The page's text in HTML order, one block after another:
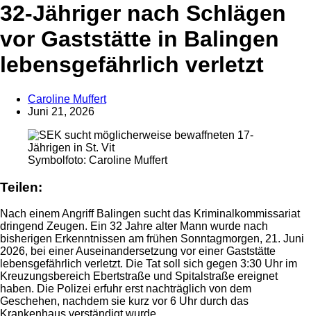
32-Jähriger nach Schlägen
vor Gaststätte in Balingen
lebensgefährlich verletzt
Caroline Muffert
Juni 21, 2026
Symbolfoto: Caroline Muffert
Teilen:
Nach einem Angriff Balingen sucht das Kriminalkommissariat
dringend Zeugen. Ein 32 Jahre alter Mann wurde nach
bisherigen Erkenntnissen am frühen Sonntagmorgen, 21. Juni
2026, bei einer Auseinandersetzung vor einer Gaststätte
lebensgefährlich verletzt. Die Tat soll sich gegen 3:30 Uhr im
Kreuzungsbereich Ebertstraße und Spitalstraße ereignet
haben. Die Polizei erfuhr erst nachträglich von dem
Geschehen, nachdem sie kurz vor 6 Uhr durch das